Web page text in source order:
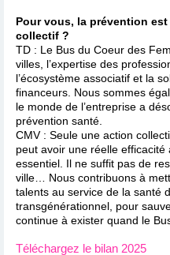
Pour vous, la prévention
collectif ?
TD : Le Bus du Coeur des
villes, l’expertise des
l’écosystème associatif et la
financeurs. Nous sommes
le monde de l’entreprise a
prévention santé.
CMV : Seule une action
peut avoir une réelle efficacité
essentiel. Il ne suffit pas de
ville… Nous contribuons à
talents au service de la santé
transgénérationnel, pour
continue à exister quand le
Téléchargez le bilan 2025